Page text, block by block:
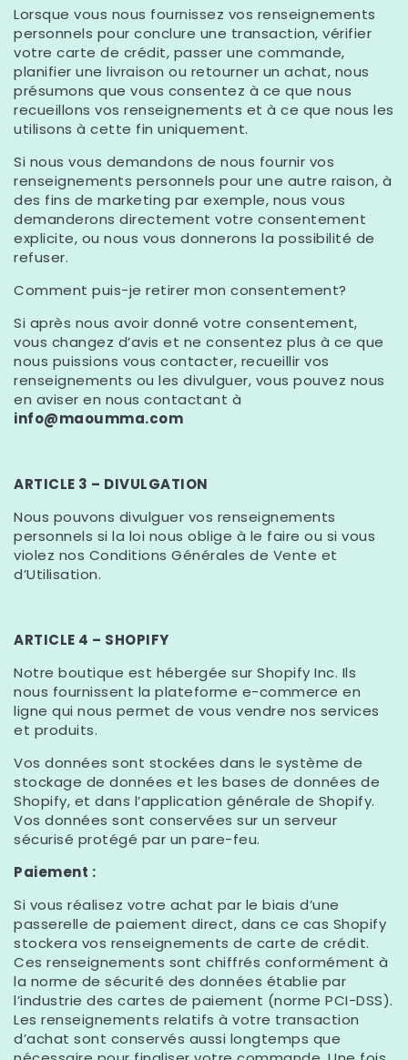
Lorsque vous nous fournissez vos renseignements
personnels pour conclure une transaction, vérifier
votre carte de crédit, passer une commande,
planifier une livraison ou retourner un achat, nous
présumons que vous consentez à ce que nous
recueillons vos renseignements et à ce que nous les
utilisons à cette fin uniquement.
Si nous vous demandons de nous fournir vos
renseignements personnels pour une autre raison, à
des fins de marketing par exemple, nous vous
demanderons directement votre consentement
explicite, ou nous vous donnerons la possibilité de
refuser.
Comment puis-je retirer mon consentement?
Si après nous avoir donné votre consentement,
vous changez d’avis et ne consentez plus à ce que
nous puissions vous contacter, recueillir vos
renseignements ou les divulguer, vous pouvez nous
en aviser en nous contactant à
info@maoumma.com
ARTICLE 3 – DIVULGATION
Nous pouvons divulguer vos renseignements
personnels si la loi nous oblige à le faire ou si vous
violez nos Conditions Générales de Vente et
d’Utilisation.
ARTICLE 4 – SHOPIFY
Notre boutique est hébergée sur Shopify Inc. Ils
nous fournissent la plateforme e-commerce en
ligne qui nous permet de vous vendre nos services
et produits.
Vos données sont stockées dans le système de
stockage de données et les bases de données de
Shopify, et dans l’application générale de Shopify.
Vos données sont conservées sur un serveur
sécurisé protégé par un pare-feu.
Paiement :
Si vous réalisez votre achat par le biais d’une
passerelle de paiement direct, dans ce cas Shopify
stockera vos renseignements de carte de crédit.
Ces renseignements sont chiffrés conformément à
la norme de sécurité des données établie par
l’industrie des cartes de paiement (norme PCI-DSS).
Les renseignements relatifs à votre transaction
d’achat sont conservés aussi longtemps que